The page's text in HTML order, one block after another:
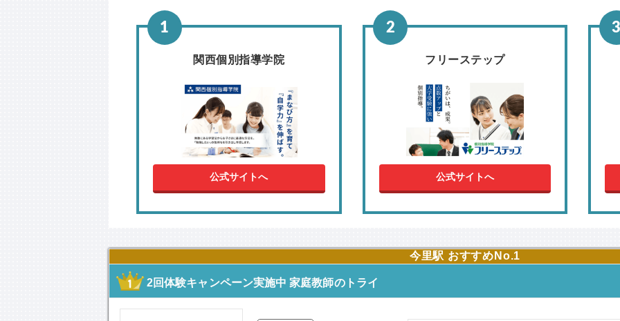
関西個別指導学院
公式サイトへ
フリーステップ
公式サイトへ
今里駅 おすすめNo.1
2回体験キャンペーン実施中 家庭教師のトライ